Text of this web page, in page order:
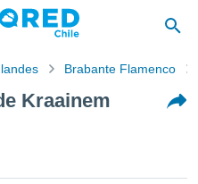
Brabante Flamenco
Kraainem